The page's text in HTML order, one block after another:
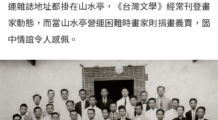
連雜誌地址都掛在山水亭，《台灣文學》經常刊登畫
家動態，而當山水亭營運困難時畫家則捐畫義賣，箇
中情誼令人感佩。